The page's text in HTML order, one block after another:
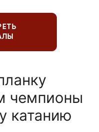
чемпионы
катанию